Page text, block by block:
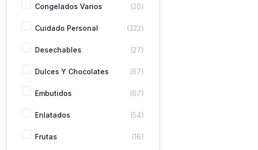
Congelados Varios (20)
Cuidado Personal (322)
Desechables (27)
Dulces Y Chocolates (67)
Embutidos (67)
Enlatados (54)
Frutas (16)